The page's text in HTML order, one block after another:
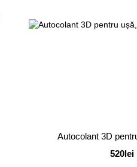
Autocolant 3D
520lei